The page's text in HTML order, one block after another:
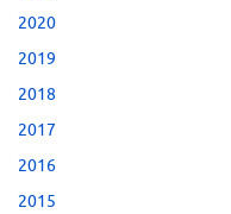
2020
2019
2018
2017
2016
2015